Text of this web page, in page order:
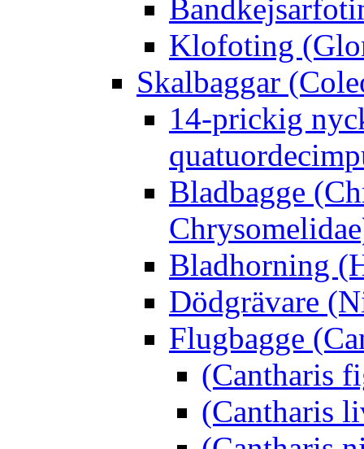
Klofoting
Skalbaggar
14-prickig
Bladbagge
Bladhorning
Dödgrävare
Flugbagge
(Cantharis
(Cantharis